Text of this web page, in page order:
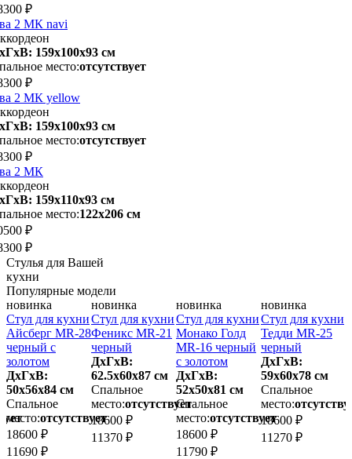
₽
2 МК navi
159х100x93 см
место:отсутствует
₽
2 МК yellow
159х100x93 см
место:отсутствует
₽
2 МК
159х110x93 см
место:122х206 см
₽
₽
Стулья для Вашей
кухни
Популярные модели
новинка
Стул для кухни
Айсберг MR-28
черный с
золотом
ДхГхВ:
50х56x84 см
Спальное
место:отсутствует
18600 ₽
11690 ₽
новинка
Стул для кухни
Феникс MR-21
черный
ДхГхВ:
62.5х60x87 см
Спальное
место:отсутствует
18600 ₽
11370 ₽
новинка
Стул для кухни
Монако Голд
MR-16 черный
с золотом
ДхГхВ:
52х50x81 см
Спальное
место:отсутствует
18600 ₽
11790 ₽
новинка
Стул для кухни
Тедди MR-25
черный
ДхГхВ:
59х60x78 см
Спальное
место:
18600 ₽
11270 ₽